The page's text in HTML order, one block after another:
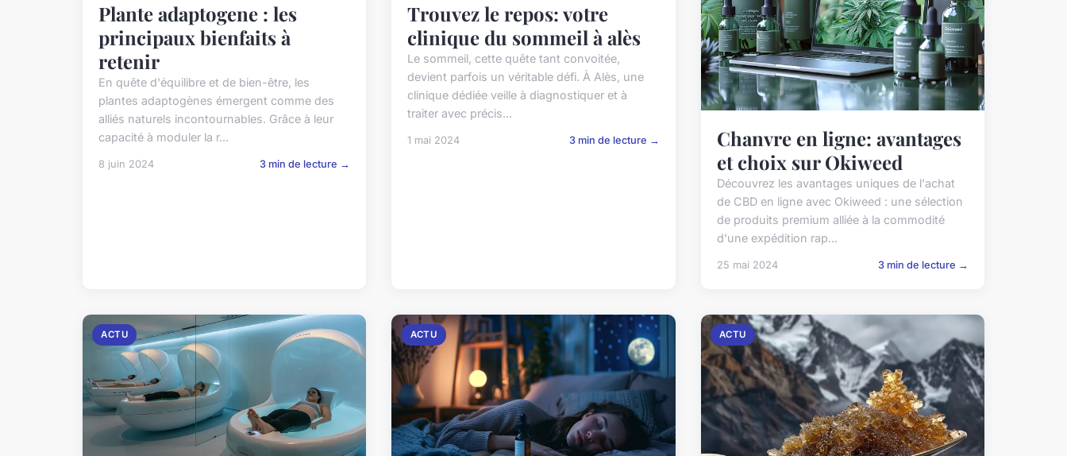
Plante adaptogene : les
principaux bienfaits à
retenir
En quête d'équilibre et de bien-être, les
plantes adaptogènes émergent comme des
alliés naturels incontournables. Grâce à leur
capacité à moduler la r...
8 juin 2024 3 min de lecture →
Trouvez le repos: votre
clinique du sommeil à alès
Le sommeil, cette quête tant convoitée,
devient parfois un véritable défi. À Alès, une
clinique dédiée veille à diagnostiquer et à
traiter avec précis...
1 mai 2024 3 min de lecture →
Chanvre en ligne: avantages
et choix sur Okiweed
Découvrez les avantages uniques de l'achat
de CBD en ligne avec Okiweed : une sélection
de produits premium alliée à la commodité
d'une expédition rap...
25 mai 2024 3 min de lecture →
ACTU ACTU ACTU